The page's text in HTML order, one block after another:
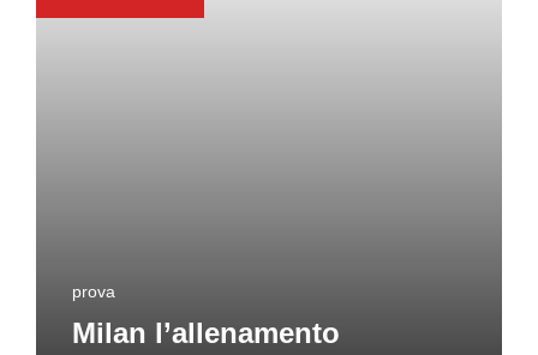
prova
Milan l’allenamento